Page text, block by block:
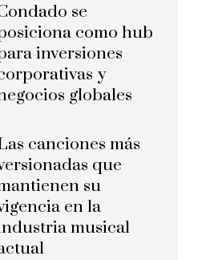
se
como hub
inversiones
y
globales
canciones más
que
su
en la
musical